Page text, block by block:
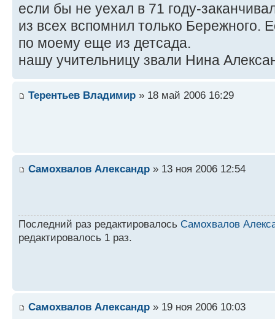
если бы не уехал в 71 году-
из всех вспомнил только Бережного.
по моему еще из детсада.
нашу учительницу звали Нина
Терентьев Владимир » 18 май 2006 16:29
Самохвалов Александр » 13 ноя 2006 12:54
Последний раз редактировалось Самохвалов
редактировалось 1 раз.
Самохвалов Александр » 19 ноя 2006 10:03